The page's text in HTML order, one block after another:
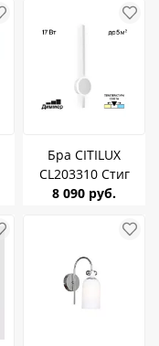
Бра CITILUX
CL203310 Стиг
17Вт диммер,
света. Белый
8 090 руб.